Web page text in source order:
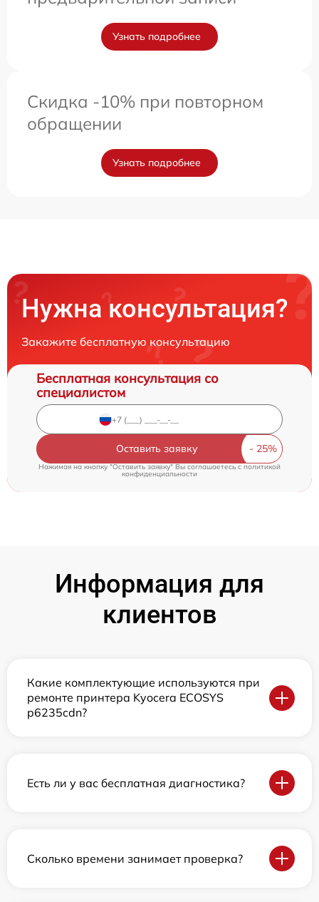
Узнать подробнее
Скидка -10% при повторном
обращении
Узнать подробнее
Нужна консультация?
Закажите бесплатную консультацию
Бесплатная консультация со
специалистом
Оставить заявку
Нажимая на кнопку "Оставить заявку" Вы соглашаетесь c политикой
конфиденциальности
Информация для
клиентов
Какие комплектующие используются при
ремонте принтера Kyocera ECOSYS
p6235cdn?
Есть ли у вас бесплатная диагностика?
Сколько времени занимает проверка?